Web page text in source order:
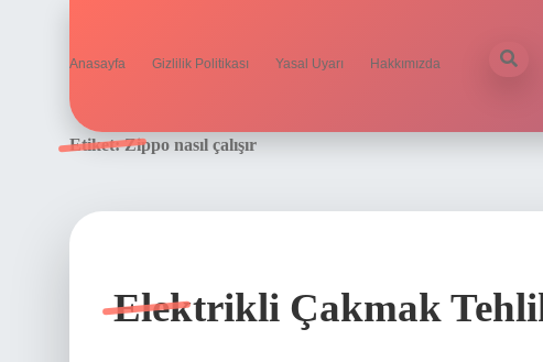
Anasayfa Gizlilik Politikası Yasal Uyarı Hakkımızda
Etiket:Zippo nasıl çalışır
Elektrikli Çakmak